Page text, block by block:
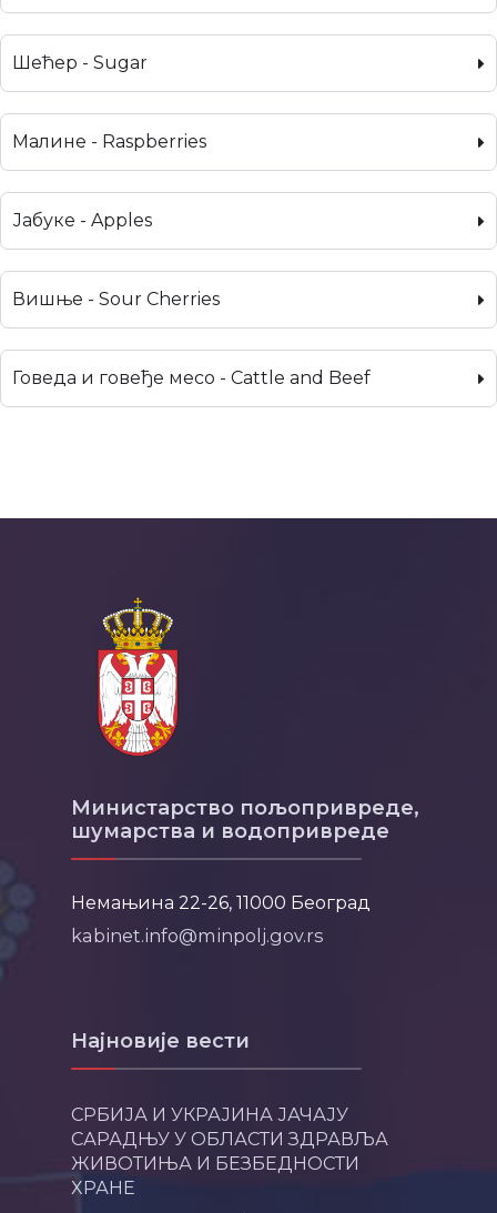
Шећер - Sugar
Малине - Raspberries
Јабуке - Apples
Вишње - Sour Cherries
Говеда и говеђе месо - Cattle and Beef
Министарство пољопривреде,
шумарства и водопривреде
Немањина 22-26, 11000 Београд
kabinet.info@minpolj.gov.rs
Најновије вести
СРБИЈА И УКРАЈИНА ЈАЧАЈУ
САРАДЊУ У ОБЛАСТИ ЗДРАВЉА
ЖИВОТИЊА И БЕЗБЕДНОСТИ
ХРАНЕ